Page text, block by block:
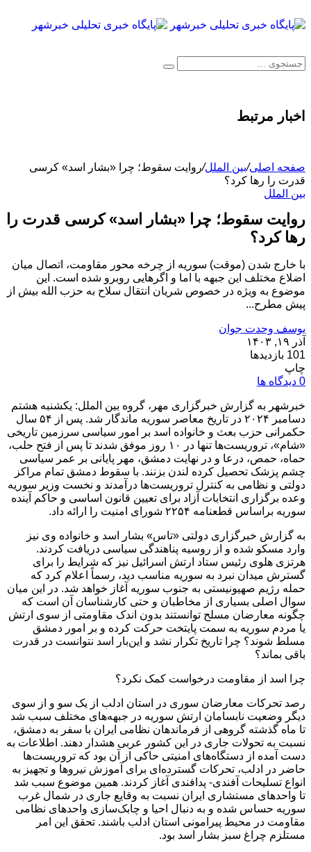
اخبار مرتبط
صفحه اصلی/بین الملل/روایت سقوط؛ چرا «بشار اسد» کرسی
قدرت را رها کرد؟
بین الملل
روایت سقوط؛ چرا «بشار اسد» کرسی قدرت را
رها کرد؟
با خارج شدن (موقت) سوریه از چرخه محور مقاومت، اتصال میان
اضلاع مختلف این جبهه با اما و اگرهایی روبرو شده است. این
موضوع به ویژه در خصوص شریان انتقال سلاح به حزب الله بیش از
پیش مطرح...
یوسف وحدت جوان
آذر ۱۹, ۱۴۰۳
101 بازدیدها
چاپ
0 دیدگاه ها
خبرشهر به گزارش خبرگزاری مهر، گروه بین الملل: یکشنبه هشتم
دسامبر ۲۰۲۴ در تاریخ معاصر سوریه ماندگار شد. پس از ۵۴ سال
حکمرانی حزب بعث و خانواده اسد بر امور سیاسی سرزمین تاریخی
«شام»، تروریست‌ها تنها در ۱۰ روز موفق شدند تا پس از فتح حلب،
حماه، حمص، درعا و در نهایت دمشق، مهر پایانی بر عمر سیاسی
چشم پزشک تحصیل کرده لندن بزنند. با سقوط دمشق تمام مراکز
دولتی و نظامی به کنترل تروریست‌ها درآمدند و نخست وزیر سوریه
وعده برگزاری انتخابات آزاد برای تعیین قانون اساسی و حاکم آینده
سوریه براساس قطعنامه ۲۲۵۴ شورای امنیت را ارائه داد.
به گزارش خبرگزاری دولتی «تاس» بشار اسد و خانواده وی نیز
وارد مسکو شده و از روسیه پناهندگی سیاسی دریافت کردند.
هرتزی هلوی رئیس ستاد ارتش اسرائیل نیز که شرایط را برای
گسترش میدان نبرد به سوریه مناسب دید، رسماً اعلام کرد که
حمله رژیم صهیونیستی به جنوب سوریه آغاز خواهد شد. در این میان
سوال اصلی بسیاری از مخاطبان و حتی کارشناسان آن است که
چگونه معارضان مسلح توانستند بدون اندک مقاومتی از سوی ارتش
یا مردم سوریه به سمت پایتخت حرکت کرده و بر امور دمشق
مسلط شوند؟ چرا تاریخ تکرار نشد و این‌بار اسد نتوانست در قدرت
باقی بماند؟
چرا اسد از مقاومت درخواست کمک نکرد؟
رصد تحرکات معارضان سوری در استان ادلب از یک سو و از سوی
دیگر وضعیت نابسامان ارتش سوریه در جبهه‌های مختلف سبب شد
تا ماه گذشته گروهی از فرماندهان نظامی ایران با سفر به دمشق،
نسبت به تحولات جاری در این کشور عربی هشدار دهند. اطلاعات به
دست آمده از دستگاه‌های امنیتی حاکی از آن بود که تروریست‌ها
حاضر در ادلب، تحرکات گسترده‌ای برای آموزش نیروها و تجهیز به
انواع تسلیحات آفندی- پدافندی آغاز کردند. همین موضوع سبب شد
تا واحدهای مستشاری ایران نسبت به وقایع جاری در شمال غرب
سوریه حساس شده و به دنبال احیا و چابک‌سازی واحدهای نظامی
مقاومت در محیط پیرامونی استان ادلب باشند. تحقق این امر
مستلزم چراغ سبز بشار اسد بود.